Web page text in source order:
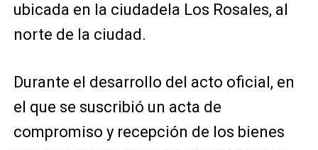
ubicada en la ciudadela Los Rosales, al
norte de la ciudad.
Durante el desarrollo del acto oficial, en
el que se suscribió un acta de
compromiso y recepción de los bienes